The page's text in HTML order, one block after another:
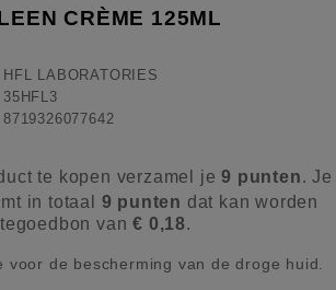
CRÈME 125ML
HFL LABORATORIES
35HFL3
8719326077642
te kopen verzamel je9 punten. Je
in totaal 9 punten dat kan worden
van€ 0,18.
voor de bescherming van de droge huid.